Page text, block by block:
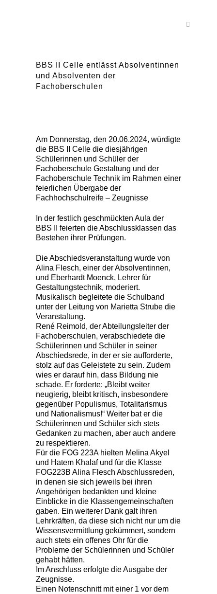
BBS II Celle entlässt Absolventinnen
und Absolventen der
Fachoberschulen
Am Donnerstag, den 20.06.2024, würdigte
die BBS II Celle die diesjährigen
Schülerinnen und Schüler der
Fachoberschule Gestaltung und der
Fachoberschule Technik im Rahmen einer
feierlichen Übergabe der
Fachhochschulreife – Zeugnisse
In der festlich geschmückten Aula der
BBS II feierten die Abschlussklassen das
Bestehen ihrer Prüfungen.
Die Abschiedsveranstaltung wurde von
Alina Flesch, einer der Absolventinnen,
und Eberhardt Moenck, Lehrer für
Gestaltungstechnik, moderiert.
Musikalisch begleitete die Schulband
unter der Leitung von Marietta Strube die
Veranstaltung.
René Reimold, der Abteilungsleiter der
Fachoberschulen, verabschiedete die
Schülerinnen und Schüler in seiner
Abschiedsrede, in der er sie aufforderte,
stolz auf das Geleistete zu sein. Zudem
wies er darauf hin, dass Bildung nie
schade. Er forderte: „Bleibt weiter
neugierig, bleibt kritisch, insbesondere
gegenüber Populismus, Totalitarismus
und Nationalismus!“ Weiter bat er die
Schülerinnen und Schüler sich stets
Gedanken zu machen, aber auch andere
zu respektieren.
Für die FOG 223A hielten Melina Akyel
und Hatem Khalaf und für die Klasse
FOG223B Alina Flesch Abschlussreden,
in denen sie sich jeweils bei ihren
Angehörigen bedankten und kleine
Einblicke in die Klassengemeinschaften
gaben. Ein weiterer Dank galt ihren
Lehrkräften, da diese sich nicht nur um die
Wissensvermittlung gekümmert, sondern
auch stets ein offenes Ohr für die
Probleme der Schülerinnen und Schüler
gehabt hätten.
Im Anschluss erfolgte die Ausgabe der
Zeugnisse.
Einen Notenschnitt mit einer 1 vor dem